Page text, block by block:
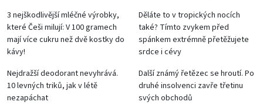
3 nejškodlivější mléčné výrobky,
které Češi milují: V 100 gramech
mají více cukru než dvě kostky do
kávy!
Děláte to v tropických nocích
také? Tímto zvykem před
spánkem extrémně přetěžujete
srdce i cévy
Nejdražší deodorant nevyhrává.
10 levných triků, jak v létě
nezapáchat
Další známý řetězec se hroutí. Po
druhé insolvenci zavře třetinu
svých obchodů